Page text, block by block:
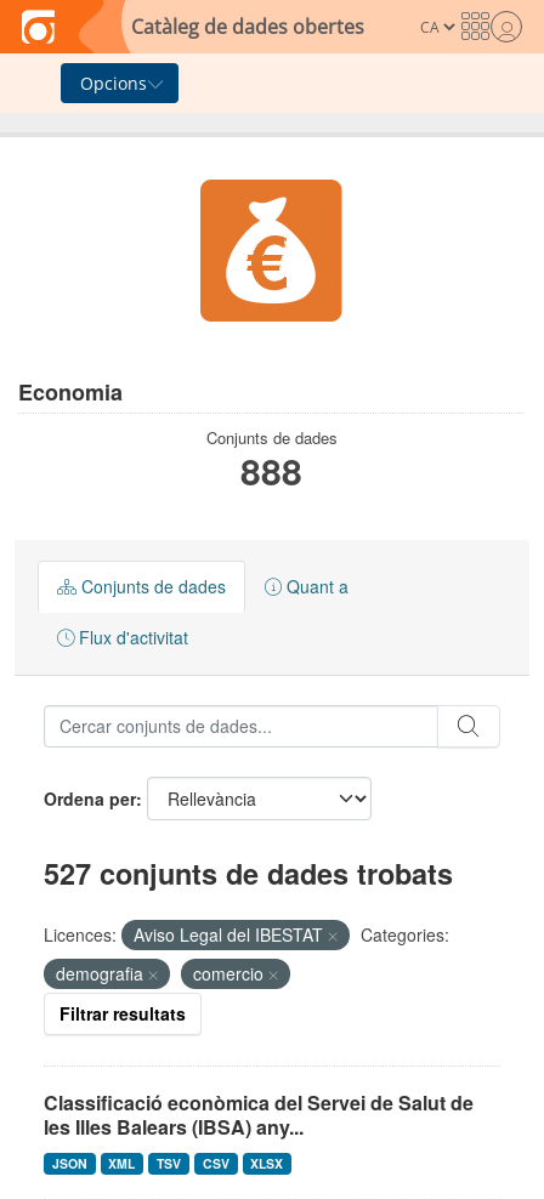
Skip to main content
Catàleg de dades obertes
Opcions
Economia
Conjunts de dades
888
Conjunts de dades Quant a
Flux d'activitat
Ordena per
527 conjunts de dades trobats
Licences: Aviso Legal del IBESTAT
Categories:
demografia
comercio
Filtrar resultats
Classificació econòmica del Servei de Salut de
les Illes Balears (IBSA) any...
JSON XML TSV CSV XLSX